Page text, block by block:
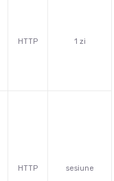
HTTP 1 zi
HTTP sesiune